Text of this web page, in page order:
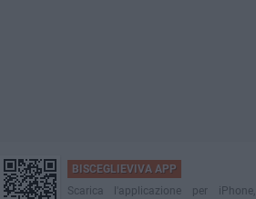
BISCEGLIEVIVA APP
Scarica l'applicazione per iPhone,